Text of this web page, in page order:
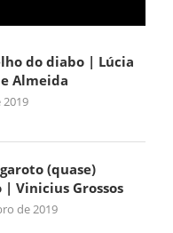
do diabo | Lúcia
Almeida
(quase)
Vinicius Grossos
de 2019